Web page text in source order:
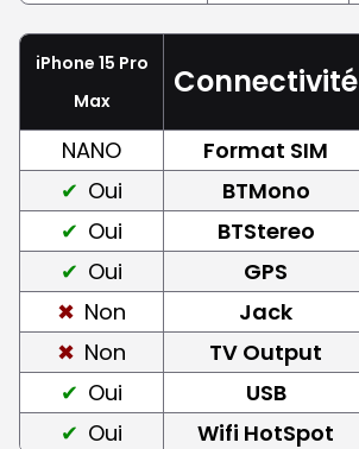
iPhone 15 Pro
Max
Connectivité
NANO Format SIM
Oui
BTMono
Oui
BTStereo
Oui
GPS
Non
Jack
Non
TV Output
Oui
USB
Oui
Wifi HotSpot